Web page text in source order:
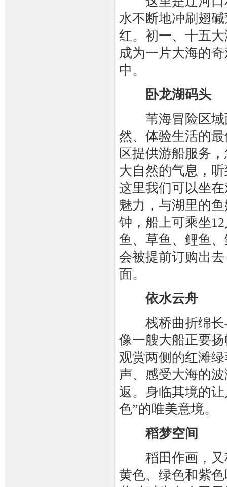
水不断地冲刷翅
红。初一、十五
成为一片大海的
中。
卧龙湖码头
苇海冒险区域
然、体验生活的
区提供游船服务
大自然的气息，
这里我们可以坐
魅力，与湖里的
钟，船上可乘坐
鱼、草鱼、鲤鱼
会被提前订购出
面。
依水云舟
栈桥曲折绵长
像一艘大船正要
观赏两侧的红滩
声、感受大海的
返。身临其境的
色”的唯美意境。
稻梦空间
稻田作画，又
黄色、绿色和紫